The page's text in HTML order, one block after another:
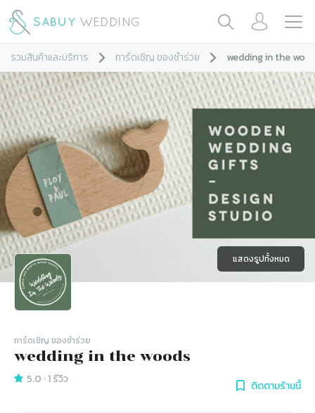
รวมสินค้าและบริการ การ์ดเชิญ ของชำร่วย wedding in the
แสดงรูปทั้งหมด
การ์ดเชิญ​ ของชำร่วย
wedding in the woods
5.0 ·1รีวิว ติดตามร้านนี้